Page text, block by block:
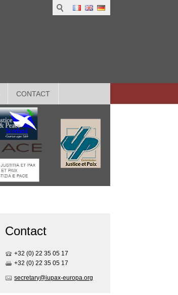
CONTACT
Contact
+32 (0) 22 35 05 17
+32 (0) 22 35 05 17
secretary@iupax-europa.org